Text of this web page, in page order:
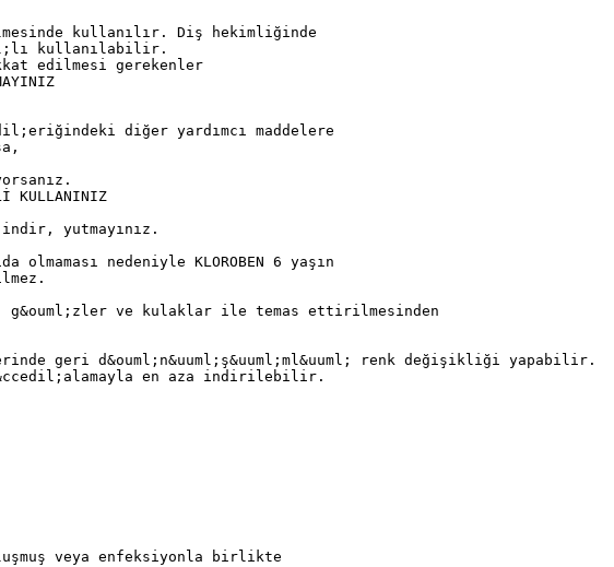
kullanılır. Diş hekimliğinde
kullanılabilir.
edilmesi gerekenler
diğer yardımcı maddelere
KULLANINIZ
yutmayınız.
nedeniyle KLOROBEN 6 yaşın
g&ouml;zler ve kulaklar ile temas ettirilmesinden
geri d&ouml;n&uuml;ş&uuml;ml&uuml; renk değişikliği yapabilir.
en aza indirilebilir.
veya enfeksiyonla birlikte